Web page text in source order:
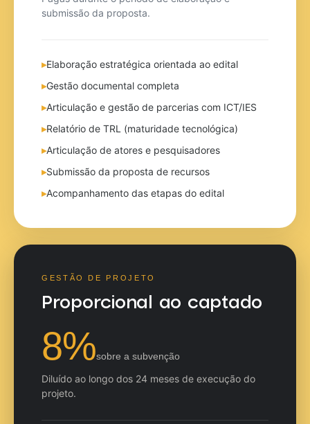
submissão da proposta.
▸Elaboração estratégica orientada ao edital
▸Gestão documental completa
▸Articulação e gestão de parcerias com ICT/IES
▸Relatório de TRL (maturidade tecnológica)
▸Articulação de atores e pesquisadores
▸Submissão da proposta de recursos
▸Acompanhamento das etapas do edital
GESTÃO DE PROJETO
Proporcional ao captado
8%sobre a subvenção
Diluído ao longo dos 24 meses de execução do
projeto.